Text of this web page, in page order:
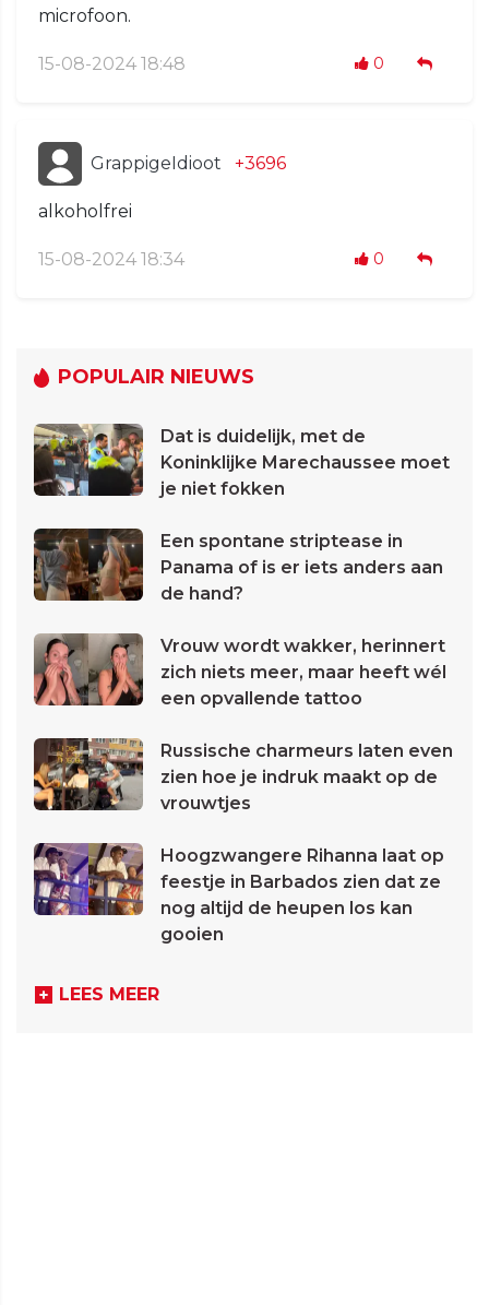
microfoon.
15-08-2024 18:48 0
GrappigeIdioot +3696
alkoholfrei
15-08-2024 18:34 0
POPULAIR NIEUWS
Dat is duidelijk, met de
Koninklijke Marechaussee moet
je niet fokken
Een spontane striptease in
Panama of is er iets anders aan
de hand?
Vrouw wordt wakker, herinnert
zich niets meer, maar heeft wél
een opvallende tattoo
Russische charmeurs laten even
zien hoe je indruk maakt op de
vrouwtjes
Hoogzwangere Rihanna laat op
feestje in Barbados zien dat ze
nog altijd de heupen los kan
gooien
LEES MEER